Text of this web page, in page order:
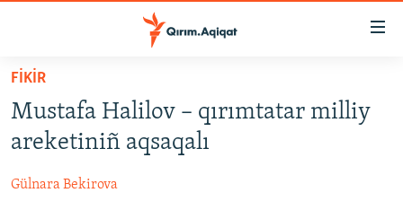
Esas
qaytmaq
Baş
qaytmaq
HABERLER
SİYASET
CEMİYET
FİKİR
Mustafa Halilov – qırımtatar milliy
areketiniñ aqsaqalı
Gülnara Bekirova